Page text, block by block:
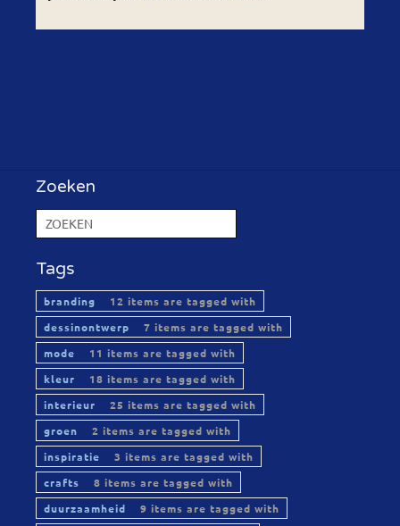
Zoeken
Tags
branding
12 items are tagged with
dessinontwerp
7 items are tagged with
mode
11 items are tagged with
kleur
18 items are tagged with
interieur
25 items are tagged with
groen
2 items are tagged with
inspiratie
3 items are tagged with
crafts
8 items are tagged with
duurzaamheid
9 items are tagged with